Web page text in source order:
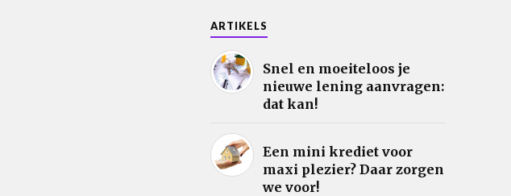
ARTIKELS
Snel en moeiteloos je
nieuwe lening aanvragen:
dat kan!
Een mini krediet voor
maxi plezier? Daar zorgen
we voor!